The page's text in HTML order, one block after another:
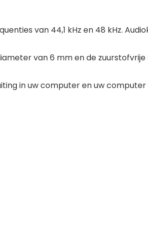
van 44,1 kHz en 48 kHz.
van 6 mm en de
in uw computer en uw